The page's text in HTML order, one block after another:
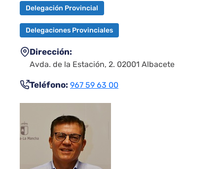
Delegación Provincial
Delegaciones Provinciales
Dirección
Avda. de la Estación, 2. 02001 Albacete
Teléfono 967 59 63 00